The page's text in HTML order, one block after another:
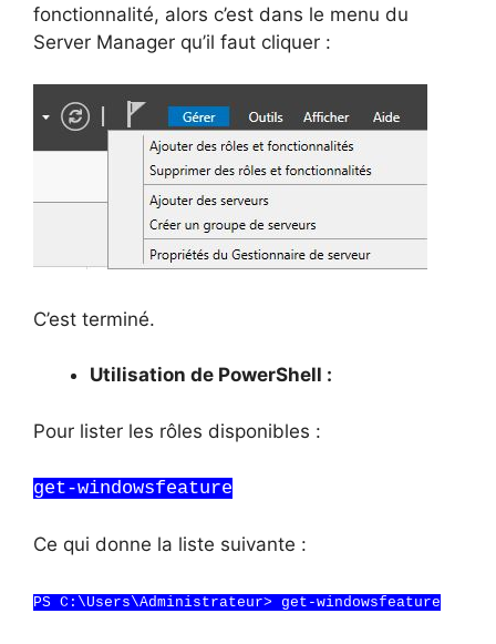
fonctionnalité, alors c’est dans le menu du
Server Manager qu’il faut cliquer :
C’est terminé.
Utilisation de PowerShell :
Pour lister les rôles disponibles :
get-windowsfeature
Ce qui donne la liste suivante :
PS C:\Users\Administrateur> get-windowsfeature